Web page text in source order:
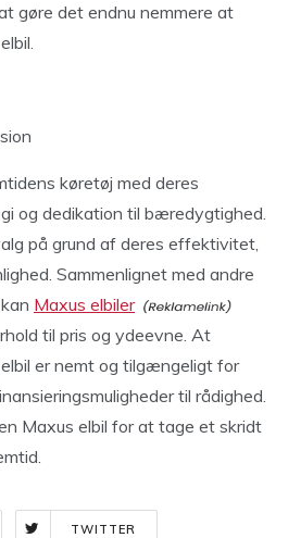
gøre det endnu nemmere at
køretøj med deres
og dedikation til bæredygtighed.
på grund af deres effektivitet,
Sammenlignet med andre
Maxus elbiler
til pris og ydeevne. At
er nemt og tilgængeligt for
til rådighed.
Maxus elbil for at tage et skridt
TWITTER